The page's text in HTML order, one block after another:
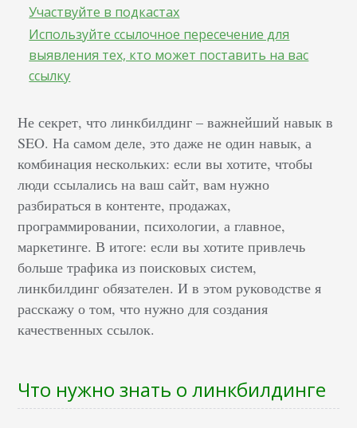
Участвуйте в подкастах
Используйте ссылочное пересечение для
выявления тех, кто может поставить на вас
ссылку
Не секрет, что линкбилдинг – важнейший навык в
SEO. На самом деле, это даже не один навык, а
комбинация нескольких: если вы хотите, чтобы
люди ссылались на ваш сайт, вам нужно
разбираться в контенте, продажах,
программировании, психологии, а главное,
маркетинге. В итоге: если вы хотите привлечь
больше трафика из поисковых систем,
линкбилдинг обязателен. И в этом руководстве я
расскажу о том, что нужно для создания
качественных ссылок.
Что нужно знать о линкбилдинге